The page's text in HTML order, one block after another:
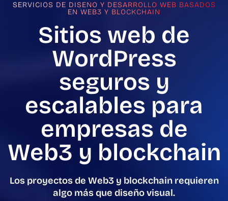
SERVICIOS DE DISEÑO Y DESARROLLO WEB BASADOS
EN WEB3 Y BLOCKCHAIN
Sitios web de
WordPress
seguros y
escalables para
empresas de
Web3 y blockchain
Los proyectos de Web3 y blockchain requieren
algo más que diseño visual.